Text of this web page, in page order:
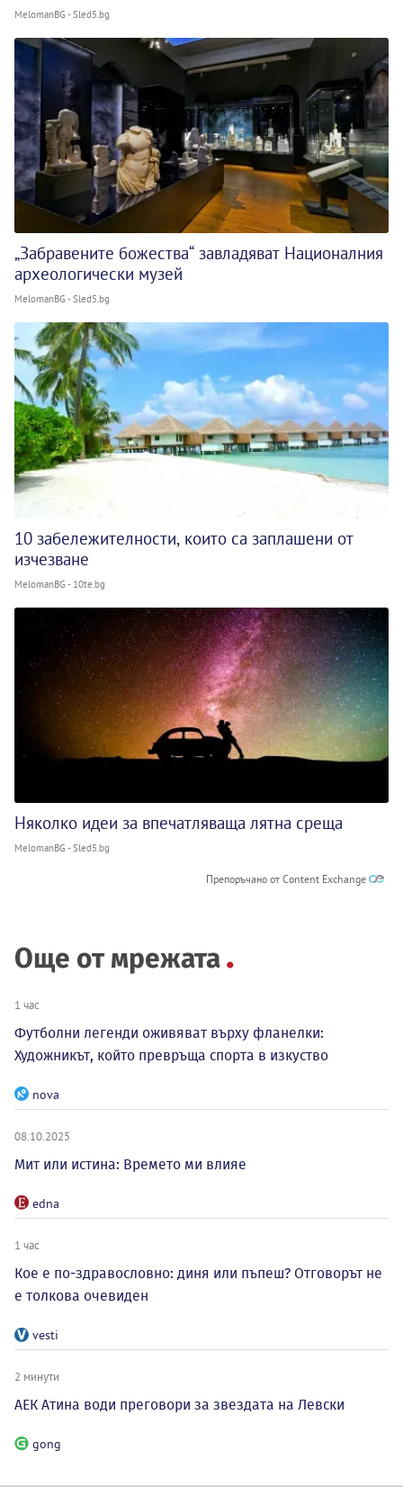
MelomanBG - Sled5.bg
„Забравените божества“ завладяват Националния
археологически музей
MelomanBG - Sled5.bg
10 забележителности, които са заплашени от
изчезване
MelomanBG - 10te.bg
Няколко идеи за впечатляваща лятна среща
MelomanBG - Sled5.bg
Препоръчано от Content Exchange
Още от мрежата
1 час
Футболни легенди оживяват върху фланелки:
Художникът, който превръща спорта в изкуство
nova
08.10.2025
Мит или истина: Времето ми влияе
edna
1 час
Кое е по-здравословно: диня или пъпеш? Отговорът не
е толкова очевиден
vesti
2 минути
АЕК Атина води преговори за звездата на Левски
gong